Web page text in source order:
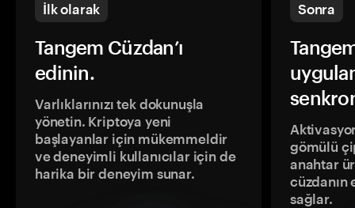
İlk olarak
Tangem Cüzdan’ı
edinin.
Varlıklarınızı tek dokunuşla
yönetin. Kriptoya yeni
başlayanlar için mükemmeldir
ve deneyimli kullanıcılar için de
harika bir deneyim sunar.
Sonra
gömülü
anahtar
sağlar.